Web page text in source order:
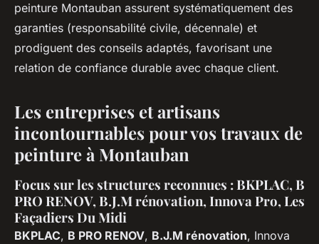
peinture Montauban assurent systématiquement des
garanties (responsabilité civile, décennale) et
prodiguent des conseils adaptés, favorisant une
relation de confiance durable avec chaque client.
Les entreprises et artisans
incontournables pour vos travaux de
peinture à Montauban
Focus sur les structures reconnues : BKPLAC, B
PRO RENOV, B.J.M rénovation, Innova Pro, Les
Façadiers Du Midi
BKPLAC, B PRO RENOV, B.J.M rénovation, Innova